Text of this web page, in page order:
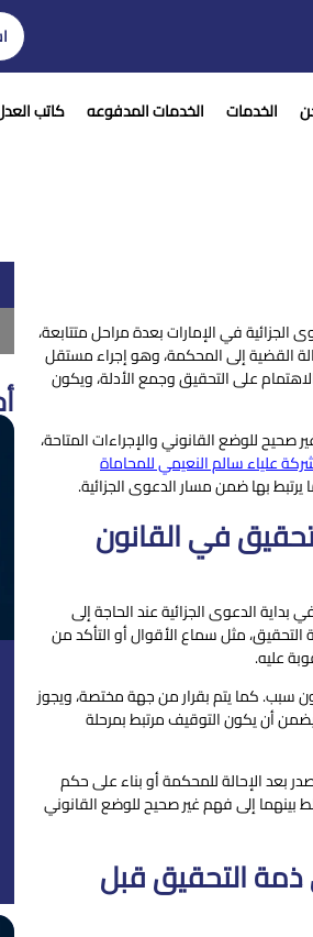
الخدمات الخدمات المدفوعه كاتب
الجزائية في الإمارات بعدة مراحل متتابعة،
القضية إلى المحكمة، وهو إجراء مستقل
على التحقيق وجمع الأدلة، ويكون
صحيح للوضع القانوني والإجراءات المتاحة،
علياء سالم النعيمي للمحاماة
بها ضمن مسار الدعوى الجزائية.
في القانون
الدعوى الجزائية عند الحاجة إلى
مثل سماع الأقوال أو التأكد من
عليه.
سبب. كما يتم بقرار من جهة مختصة، ويجوز
أن يكون التوقيف مرتبط بمرحلة
بعد الإحالة للمحكمة أو بناء على حكم
بينهما إلى فهم غير صحيح للوضع القانوني
ذمة التحقيق قبل